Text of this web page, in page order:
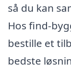
så du kan
Hos find-
bestille et
bedste